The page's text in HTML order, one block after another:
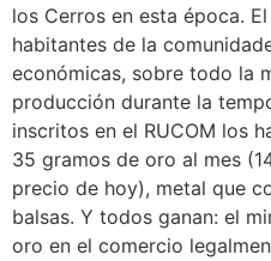
los Cerros en esta época.
habitantes de la
económicas, sobre todo la
producción durante la
inscritos en el RUCOM los
35 gramos de oro al mes
precio de hoy), metal que
balsas. Y todos ganan: el
oro en el comercio